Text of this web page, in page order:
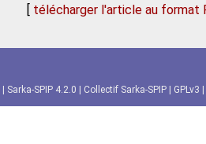
[ télécharger l'article au format
Sarka-SPIP 4.2.0 Collectif Sarka-SPIP GPLv3